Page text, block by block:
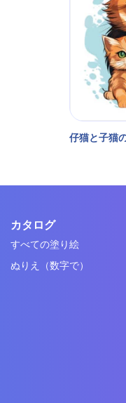
仔猫と子猫
カタログ
すべての塗り絵
ぬりえ（数字で）